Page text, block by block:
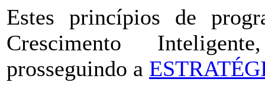
Estes princípios de
Crescimento
prosseguindo a